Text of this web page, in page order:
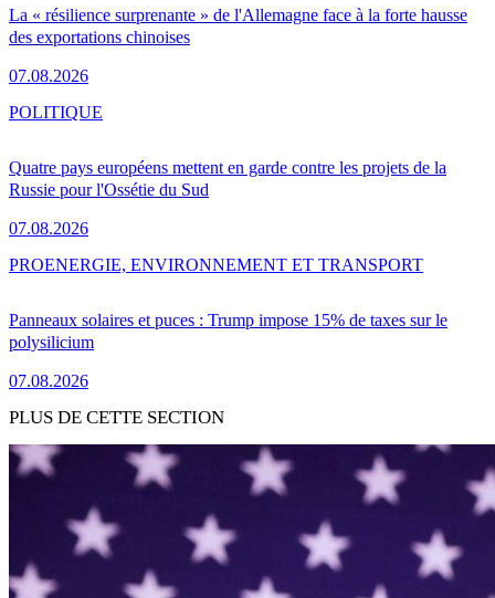
La « résilience surprenante » de l'Allemagne face à la forte hausse
des exportations chinoises
07.08.2026
Quatre pays européens mettent en garde contre les projets de la
Russie pour l'Ossétie du Sud
07.08.2026
POLITIQUE
Panneaux solaires et puces : Trump impose 15% de taxes sur le
polysilicium
07.08.2026
PROENERGIE, ENVIRONNEMENT ET TRANSPORT
PLUS DE CETTE SECTION